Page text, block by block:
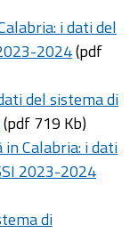
i dati del
2024(pdf
del sistema di
(pdf 719 Kb)
Calabria: i dati
2023-2024
di